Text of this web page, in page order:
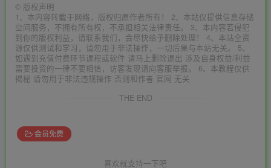
© 版权声明
1、本内容转载于网络，版权归原作者所有！ 2、本站仅提供信息存储
空间服务，不拥有所有权，不承担相关法律责任。 3、本内容若侵犯
到你的版权利益，请联系我们，会尽快给予删除处理！ 4、本站全资
源仅供测试和学习，请勿用于非法操作，一切后果与本站无关。 5、
如遇到充值付费环节课程或软件 请马上删除退出 涉及自身权益/利益
需要投资的一律不要相信，访客发现请向客服举报。 6、本教程仅供
揭秘 请勿用于非法违规操作 否则和作者 官网 无关
THE END
会员免费
喜欢就支持一下吧